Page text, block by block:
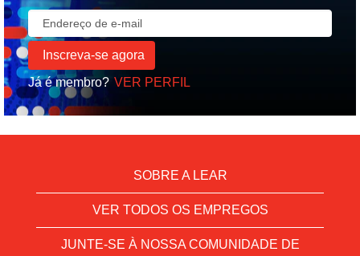
Já é membro? VER PERFIL
SOBRE A LEAR
VER TODOS OS EMPREGOS
JUNTE-SE À NOSSA COMUNIDADE DE